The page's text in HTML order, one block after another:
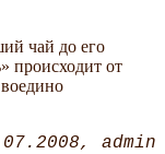
чай до его
происходит от
admin